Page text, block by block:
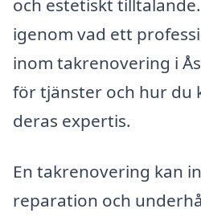
och estetiskt
igenom vad ett
inom takrenovering i
för tjänster och hur du
deras expertis.
En takrenovering kan
reparation och